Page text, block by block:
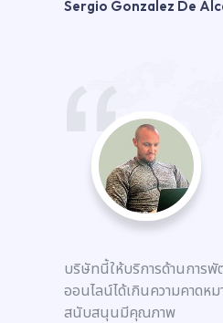
Sergio Gonzalez De
บริษัทนี้ให้บริการด้านการพั
ออนไลน์ได้เกินความคาดหม
สนับสนุนมีคุณภาพ